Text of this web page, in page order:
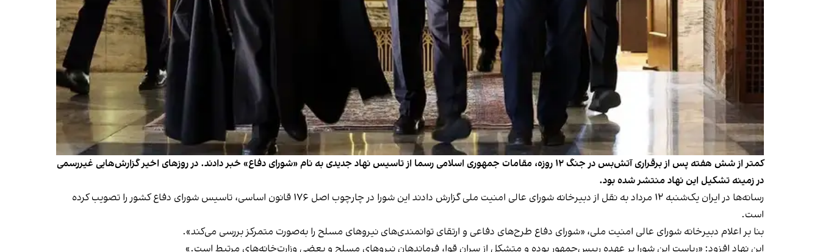
کمتر از شش هفته پس از برقراری آتش‌بس در جنگ ۱۲ روزه، مقامات جمهوری اسلامی رسما از تاسیس نهاد جدیدی به نام «شورای دفاع» خبر دادند. در روزهای اخیر گزارش‌هایی غیررسمی
در زمینه تشکیل این نهاد منتشر شده بود.
رسانه‌ها در ایران یک‌شنبه ۱۲ مرداد به نقل از دبیرخانه شورای عالی امنیت ملی گزارش دادند این شورا در چارچوب اصل ۱۷۶ قانون اساسی، تاسیس شورای دفاع کشور را تصویب کرده
است.
بنا بر اعلام دبیرخانه شورای عالی امنیت ملی، «شورای دفاع طرح‌های دفاعی و ارتقای توانمندی‌های نیرو‌های مسلح را به‌صورت متمرکز بررسی می‌کند».